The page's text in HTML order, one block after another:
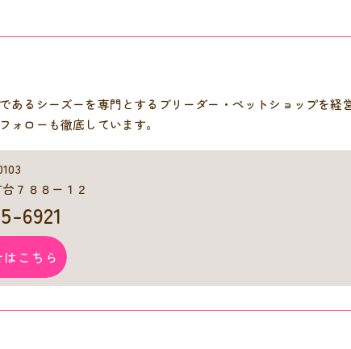
るシーズーを専門とするブリーダー・ペットショップを経
ローも徹底しています。
７８８ー１２
6921
こちら